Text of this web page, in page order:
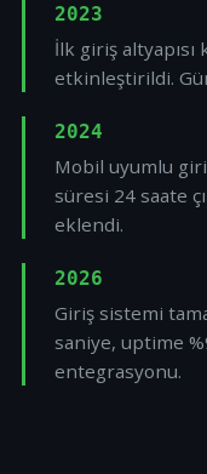
2023
İlk giriş altyapısı
etkinleştirildi.
2024
Mobil uyumlu
süresi 24 saate
eklendi.
2026
Giriş sistemi
saniye, uptime
entegrasyonu.